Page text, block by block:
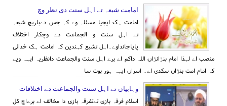
امامت شیعہ تے اہل سنت دی نظر وچ
امامت ہک ایجیا مسئلہ وے کہ جس دےباریچ شیعہ
تے اہل سنت و الجماعت دے وچکار اختلاف
پایاجانداوے۔اہل تشیع کہندین کہ امامت ہک خدائی
منصب اے لہذا امام بنڑانڑاں اللہ داکم اے برے اہل سنت والجماعت دانظریہ ایہہ ویے
کہ امام امت بنڑاں سکدی اے۔ اسراں ایہہ ہور بوت سا
وہابیاں تے اہل سنت والجماعت دے اختلافات
اسلام فرقہ بازی تےتفرقہ بازی دا مخالف اے برےاچ کل